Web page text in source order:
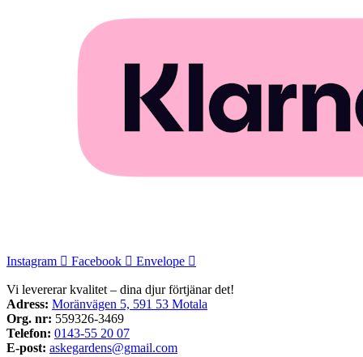
Instagram Facebook Envelope
Vi levererar kvalitet – dina djur förtjänar det!
Adress: Moränvägen 5, 591 53 Motala
Org. nr: 559326-3469
Telefon: 0143-55 20 07
E-post: askegardens@gmail.com